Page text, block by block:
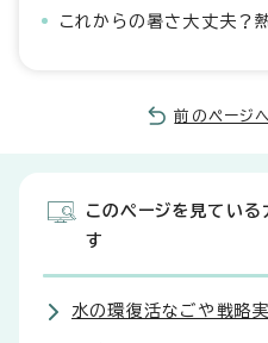
これからの暑さ大丈夫？
前のページ
このページを見ている
す
水の環復活なごや戦略